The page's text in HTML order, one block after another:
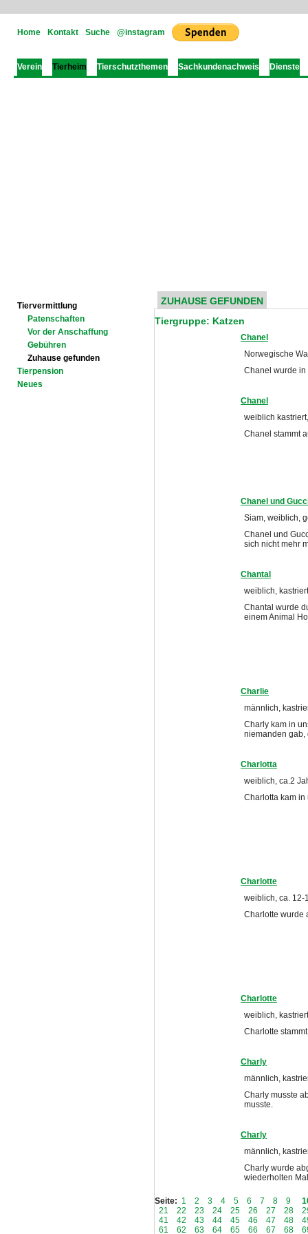
Home Kontakt Suche @instagram
Verein Tierheim Tierschutzthemen Sachkundenachweis Dienste
Tiervermittlung
Patenschaften
Vor der Anschaffung
Gebühren
Zuhause gefunden
Tierpension
Neues
ZUHAUSE GEFUNDEN
Tiergruppe: Katzen
Chanel
Norwegische
Chanel wurde in
Chanel
weiblich
Chanel stammt
Chanel und
Siam, weiblich,
Chanel und
sich nicht mehr
Chantal
weiblich,
Chantal wurde
einem Animal
Charlie
männlich,
Charly kam in
niemanden gab,
Charlotta
weiblich, ca.2
Charlotta kam in
Charlotte
weiblich, ca. 12-
Charlotte wurde
Charlotte
weiblich,
Charlotte
Charly
männlich,
Charly musste
musste.
Charly
männlich,
Charly wurde
wiederholten
Seite: 1 2 3 4 5 6 7 8 9
21
22 23 24 25 26 27 28
41
42 43 44 45 46 47 48
61
62 63 64 65 66 67 68